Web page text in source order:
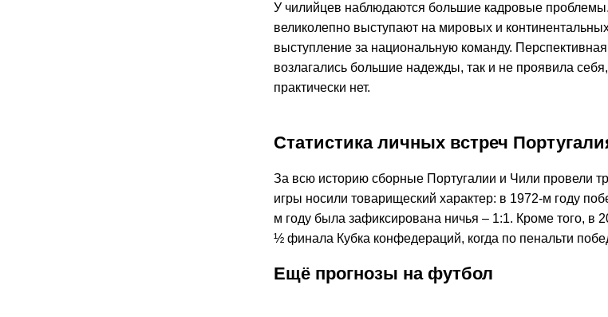
У чилийцев наблюдаются большие кадровые
великолепно выступают на мировых и
выступление за национальную команду.
возлагались большие надежды, так и не проявила
практически нет.
Статистика личных встреч
За всю историю сборные Португалии и Чили провели
игры носили товарищеский характер: в 1972-м году
м году была зафиксирована ничья – 1:1. Кроме того, в
½ финала Кубка конфедераций, когда по пенальти
Ещё прогнозы на футбол